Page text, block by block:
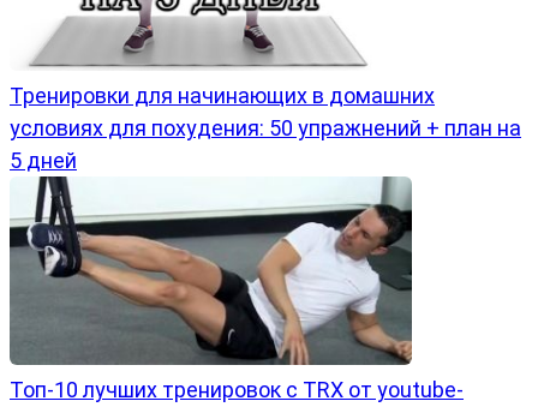
Тренировки для начинающих в домашних
условиях для похудения: 50 упражнений + план на
5 дней
Топ-10 лучших тренировок с TRX от youtube-